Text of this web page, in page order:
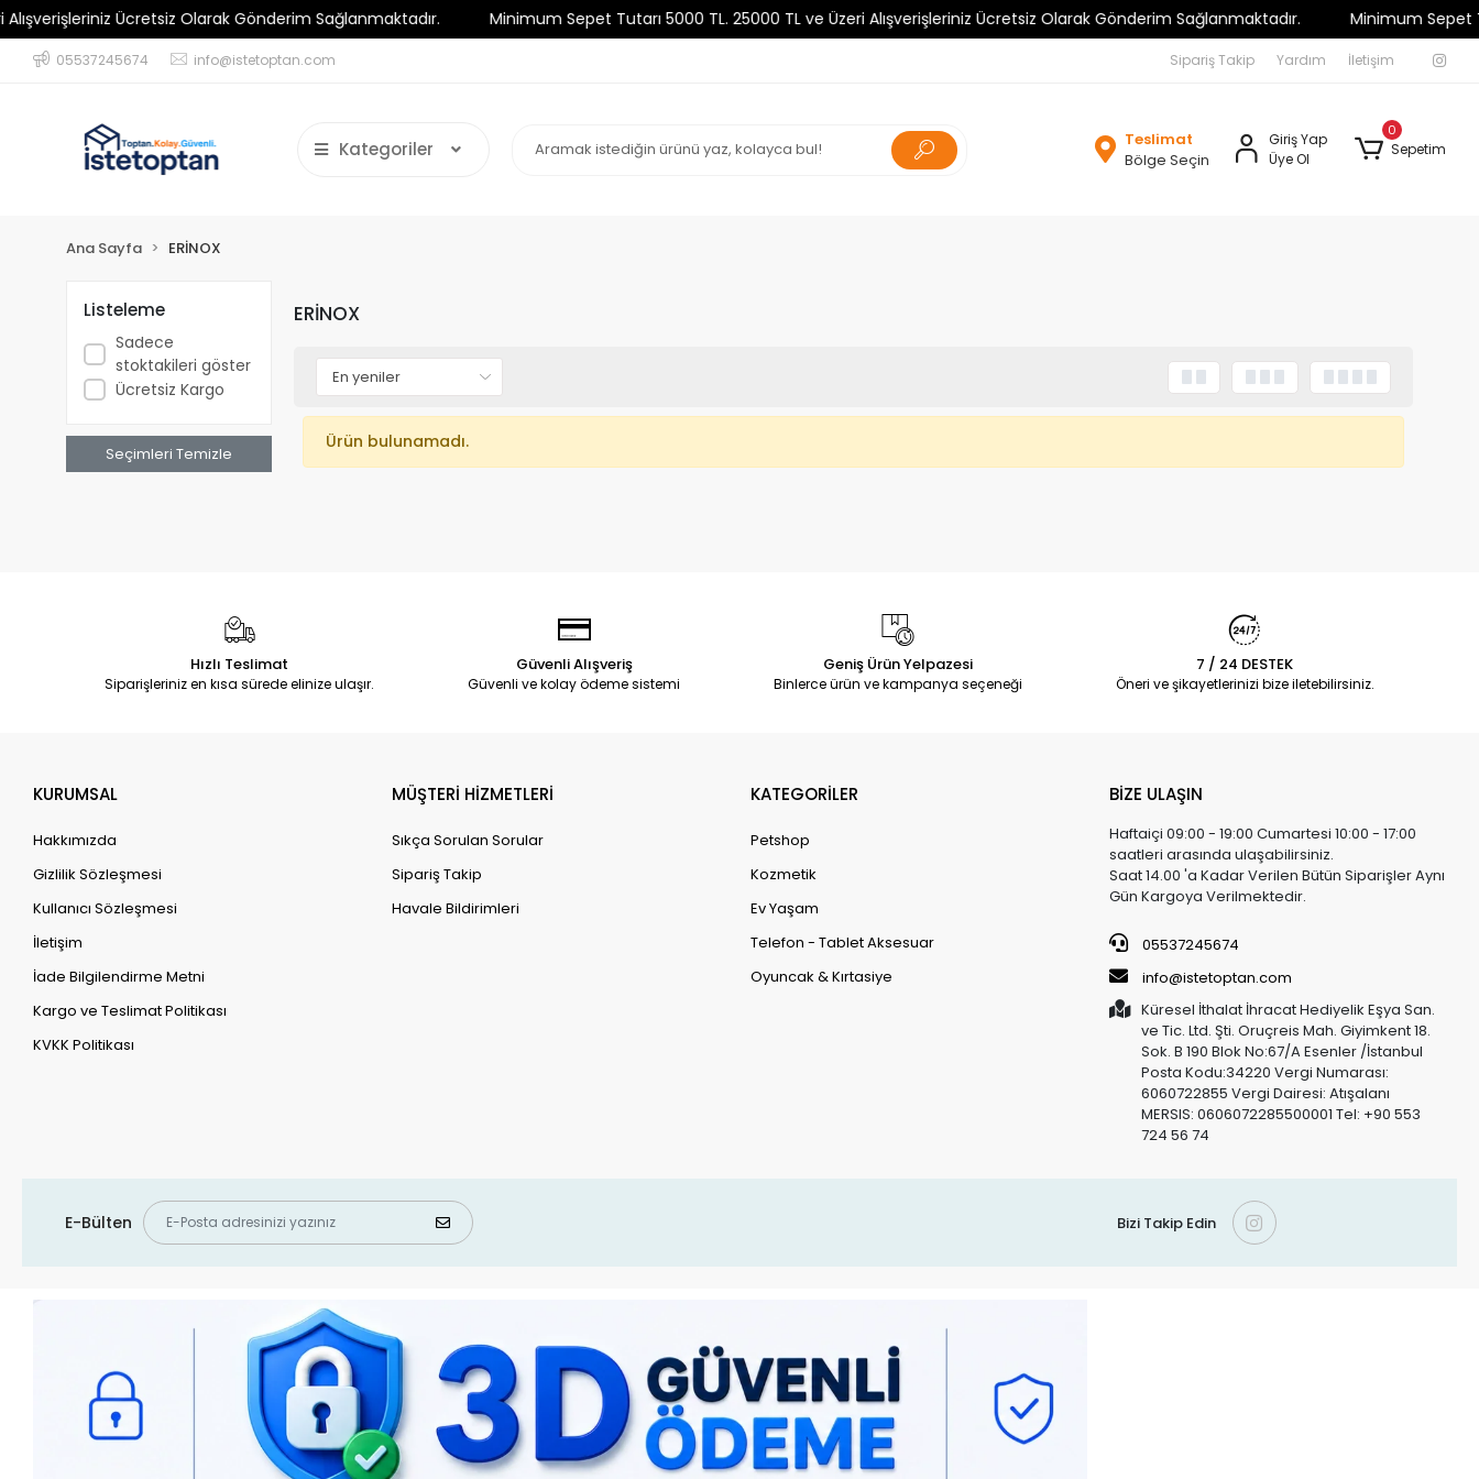
Ücretsiz Olarak Gönderim Sağlanmaktadır. Minimum Sepet Tutarı 5000 TL. 25000 TL ve Üzeri Alışverişleriniz Ücretsiz Olarak Gönderim Sağlanmaktadır. Minimum Sepet
05537245674 info@istetoptan.com Sipariş Takip Yardım İletişim
Kategoriler
Teslimat
Bölge Seçin
Giriş Yap
Üye Ol
0
Sepetim
Ana Sayfa ERİNOX
Listeleme
Sadece
stoktakileri göster
Ücretsiz Kargo
Seçimleri Temizle
ERİNOX
Ürün bulunamadı.
Hızlı Teslimat
Siparişleriniz en kısa sürede elinize ulaşır.
Güvenli Alışveriş
Güvenli ve kolay ödeme sistemi
Geniş Ürün Yelpazesi
Binlerce ürün ve kampanya seçeneği
7 / 24 DESTEK
Öneri ve şikayetlerinizi bize iletebilirsiniz.
KURUMSAL
Hakkımızda
Gizlilik Sözleşmesi
Kullanıcı Sözleşmesi
İletişim
İade Bilgilendirme Metni
Kargo ve Teslimat Politikası
KVKK Politikası
MÜŞTERİ HİZMETLERİ
Sıkça Sorulan Sorular
Sipariş Takip
Havale Bildirimleri
KATEGORİLER
Petshop
Kozmetik
Ev Yaşam
Telefon - Tablet Aksesuar
Oyuncak & Kırtasiye
BİZE ULAŞIN
Haftaiçi 09:00 - 19:00 Cumartesi 10:00 - 17:00
saatleri arasında ulaşabilirsiniz.
Saat 14.00 'a Kadar Verilen Bütün Siparişler Aynı
Gün Kargoya Verilmektedir.
05537245674
info@istetoptan.com
Küresel İthalat İhracat Hediyelik Eşya San.
ve Tic. Ltd. Şti. Oruçreis Mah. Giyimkent 18.
Sok. B 190 Blok No:67/A Esenler /İstanbul
Posta Kodu:34220 Vergi Numarası:
6060722855 Vergi Dairesi: Atışalanı
MERSIS: 0606072285500001 Tel: +90 553
724 56 74
E-Bülten Bizi Takip Edin